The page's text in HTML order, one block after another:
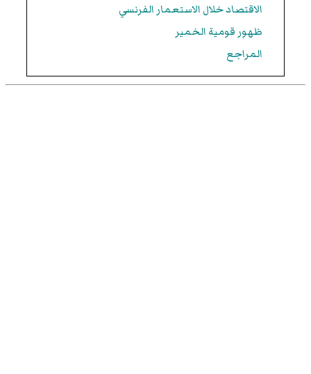
الاقتصاد خلال الاستعمار الفرنسي
ظهور قومية الخمير
المراجع